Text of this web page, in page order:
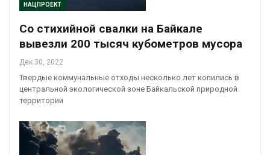
НАЦПРОЕКТ
Со стихийной свалки на Байкале
вывезли 200 тысяч кубометров мусора
Дек 30, 2022
Твердые коммунальные отходы несколько лет копились в
центральной экологической зоне Байкальской природной
территории